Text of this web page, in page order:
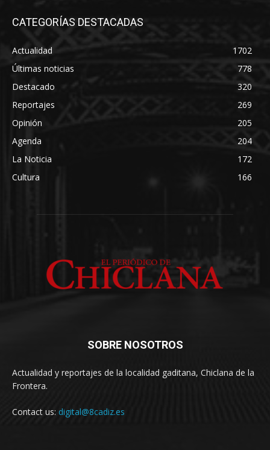
CATEGORÍAS DESTACADAS
Actualidad
1702
Últimas noticias
778
Destacado
320
Reportajes
269
Opinión
205
Agenda
204
La Noticia
172
Cultura
166
SOBRE NOSOTROS
Actualidad y reportajes de la localidad gaditana, Chiclana de la
Frontera.
Contact us: digital@8cadiz.es